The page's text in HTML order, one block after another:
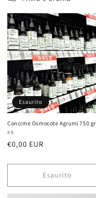
Esaurito
Concime Osmocote Agrumi 750 gr
Fornitore:
KB
Prezzo
listino
€0,00 EUR
Esaurito